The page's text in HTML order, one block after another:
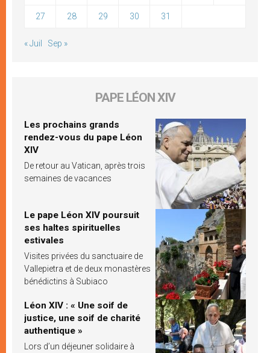
27 28 29 30 31
« Juil Sep »
PAPE LÉON XIV
Les prochains grands
rendez-vous du pape Léon
XIV
De retour au Vatican, après trois
semaines de vacances
Le pape Léon XIV poursuit
ses haltes spirituelles
estivales
Visites privées du sanctuaire de
Vallepietra et de deux monastères
bénédictins à Subiaco
Léon XIV : « Une soif de
justice, une soif de charité
authentique »
Lors d’un déjeuner solidaire à